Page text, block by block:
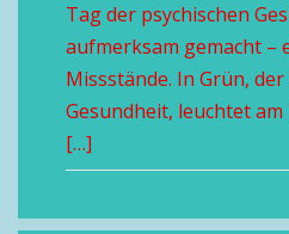
Tag der psychischen
aufmerksam gemacht –
Missstände. In Grün,
Gesundheit, leuchtet
[…]